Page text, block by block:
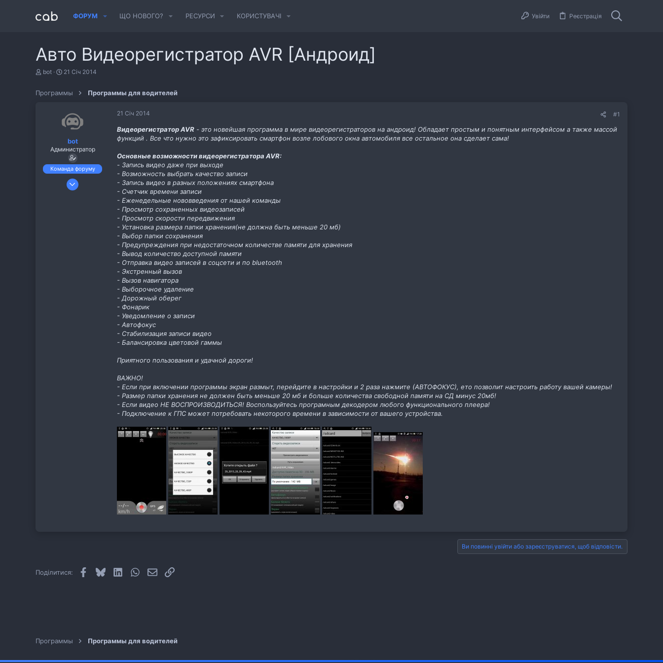
ФОРУМ ЩО НОВОГО? РЕСУРСИ КОРИСТУВАЧІ Увійти Реєстрація
Авто Видеорегистратор AVR [Андроид]
А
о
bot
Д
а
в
о
н
я
21 Січ 2014
Программы Программы для водителей
bot
Администратор
Команда форуму
6 Лис 2013
21 Січ 2014 #1
Видеорегистратор AVR - это новейшая программа в мире видеорегистраторов на андроид! Обладает простым и понятным интерфейсом а также массой
функций . Все что нужно это зафиксировать смартфон возле лобового окна автомобиля все остальное она сделает сама!
Основные возможности видеорегистратора AVR:
- Запись видео даже при выходе
- Возможность выбрать качество записи
- Запись видео в разных положениях смартфона
- Счетчик времени записи
- Еженедельные нововведения от нашей команды
- Просмотр сохраненных видеозаписей
- Просмотр скорости передвижения
- Установка размера папки хранения(не должна быть меньше 20 мб)
- Выбор папки сохранения
- Предупреждения при недостаточном количестве памяти для хранения
- Вывод количество доступной памяти
- Отправка видео записей в соцсети и по bluetooth
- Экстренный вызов
- Вызов навигатора
- Выборочное удаление
- Дорожный оберег
- Фонарик
- Уведомление о записи
- Автофокус
- Стабилизация записи видео
- Балансировка цветовой гаммы
Приятного пользования и удачной дороги!
ВАЖНО!
- Если при включении программы экран размыт, перейдите в настройки и 2 раза нажмите (АВТОФОКУС), ето позволит настроить работу вашей камеры!
- Размер папки хранения не должен быть меньше 20 мб и больше количества свободной памяти на СД минус 20мб!
- Если видео НЕ ВОСПРОИЗВОДИТЬСЯ! Воспользуйтесь програмным декодером любого функционального плеера!
- Подключение к ГПС может потребовать некоторого времени в зависимости от вашего устройства.
Ви повинні увійти або зареєструватися, щоб відповісти.
Поділитися: Facebook
BlueskyLinkedInWhatsApp
E-mailПосилання
Программы Программы для водителей